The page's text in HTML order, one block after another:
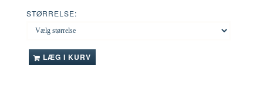
STØRRELSE:
LÆG I KURV